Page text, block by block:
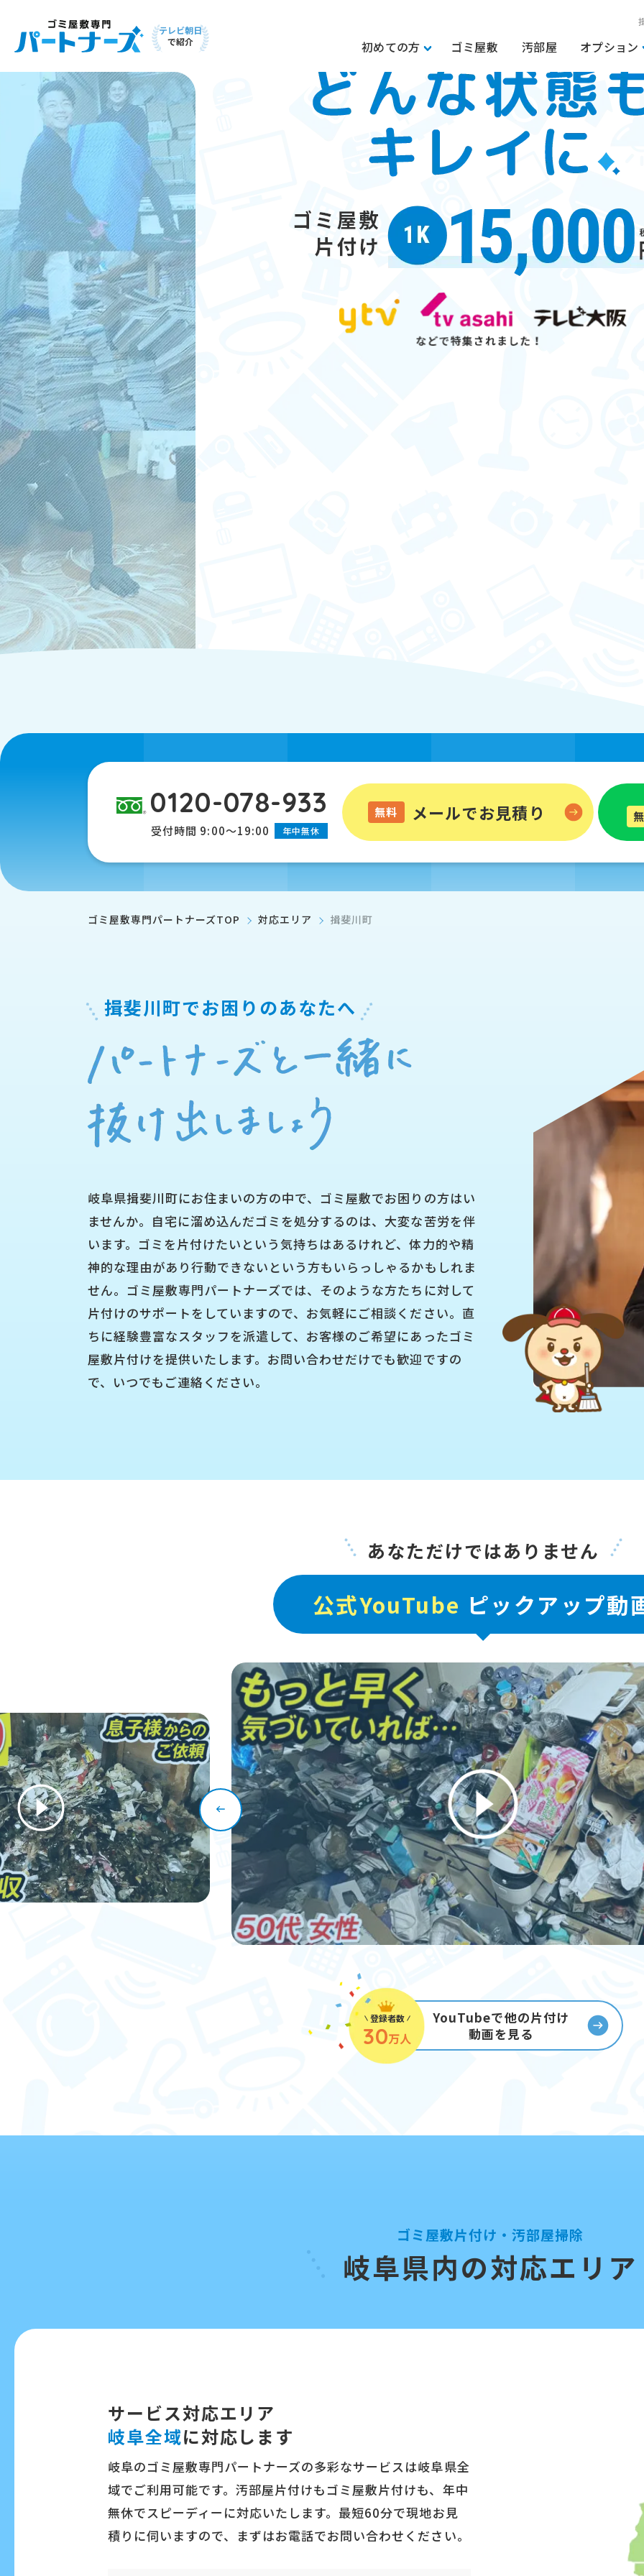
テレビ朝日
で紹介
初めての方 ゴミ屋敷 汚部屋 オプション
0120-078-933
受付時間 9:00～19:00 年中無休
無料 メールでお見積り
ゴミ屋敷専門パートナーズTOP 対応エリア 揖斐川町
揖斐川町でお困りのあなたへ
岐阜県揖斐川町にお住まいの方の中で、ゴミ屋敷でお困りの方はい
ませんか。自宅に溜め込んだゴミを処分するのは、大変な苦労を伴
います。ゴミを片付けたいという気持ちはあるけれど、体力的や精
神的な理由があり行動できないという方もいらっしゃるかもしれま
せん。ゴミ屋敷専門パートナーズでは、そのような方たちに対して
片付けのサポートをしていますので、お気軽にご相談ください。直
ちに経験豊富なスタッフを派遣して、お客様のご希望にあったゴミ
屋敷片付けを提供いたします。お問い合わせだけでも歓迎ですの
で、いつでもご連絡ください。
あなただけではありません
公式YouTube ピックアップ動
登録者数
30万人
YouTubeで他の片付け
動画を見る
ゴミ屋敷片付け・汚部屋掃除
岐阜県内の対応エリア
サービス対応エリア
岐阜全域に対応します
岐阜のゴミ屋敷専門パートナーズの多彩なサービスは岐阜県全
域でご利用可能です。汚部屋片付けもゴミ屋敷片付けも、年中
無休でスピーディーに対応いたします。最短60分で現地お見
積りに伺いますので、まずはお電話でお問い合わせください。